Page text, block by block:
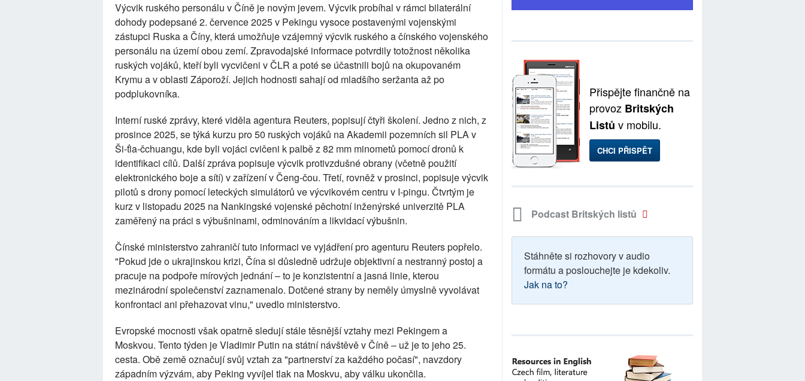
Výcvik ruského personálu v Číně je novým jevem. Výcvik probíhal v rámci bilaterální
dohody podepsané 2. července 2025 v Pekingu vysoce postavenými vojenskými
zástupci Ruska a Číny, která umožňuje vzájemný výcvik ruského a čínského vojenského
personálu na území obou zemí. Zpravodajské informace potvrdily totožnost několika
ruských vojáků, kteří byli vycvičeni v ČLR a poté se účastnili bojů na okupovaném
Krymu a v oblasti Záporoží. Jejich hodnosti sahají od mladšího seržanta až po
podplukovníka.
Interní ruské zprávy, které viděla agentura Reuters, popisují čtyři školení. Jedno z nich, z
prosince 2025, se týká kurzu pro 50 ruských vojáků na Akademii pozemních sil PLA v
Ši-ťia-čchuangu, kde byli vojáci cvičeni k palbě z 82 mm minometů pomocí dronů k
identifikaci cílů. Další zpráva popisuje výcvik protivzdušné obrany (včetně použití
elektronického boje a sítí) v zařízení v Čeng-čou. Třetí, rovněž v prosinci, popisuje výcvik
pilotů s drony pomocí leteckých simulátorů ve výcvikovém centru v I-pingu. Čtvrtým je
kurz v listopadu 2025 na Nankingské vojenské pěchotní inženýrské univerzitě PLA
zaměřený na práci s výbušninami, odminováním a likvidací výbušnin.
Čínské ministerstvo zahraničí tuto informaci ve vyjádření pro agenturu Reuters popřelo.
"Pokud jde o ukrajinskou krizi, Čína si důsledně udržuje objektivní a nestranný postoj a
pracuje na podpoře mírových jednání – to je konzistentní a jasná linie, kterou
mezinárodní společenství zaznamenalo. Dotčené strany by neměly úmyslně vyvolávat
konfrontaci ani přehazovat vinu," uvedlo ministerstvo.
Evropské mocnosti však opatrně sledují stále těsnější vztahy mezi Pekingem a
Moskvou. Tento týden je Vladimir Putin na státní návštěvě v Číně – už je to jeho 25.
cesta. Obě země označují svůj vztah za "partnerství za každého počasí", navzdory
západním výzvám, aby Peking vyvíjel tlak na Moskvu, aby válku ukončila.
Přispějte finančně na
provoz Britských
Listů v mobilu.
CHCI PŘISPĚT
Podcast Britských listů
Stáhněte si rozhovory v audio
formátu a poslouchejte je kdekoliv.
Jak na to?